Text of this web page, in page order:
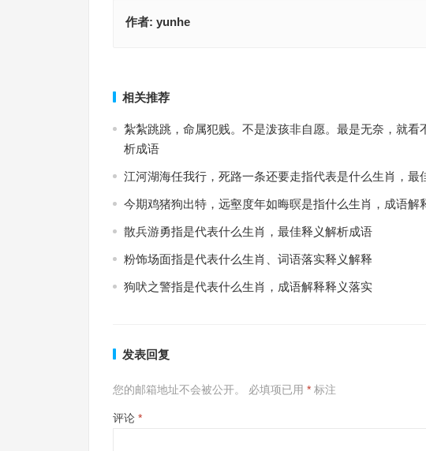
作者: yunhe
相关推荐
紮紮跳跳，命属犯贱。不是泼孩非自愿。最是无奈，就
析成语
江河湖海任我行，死路一条还要走指代表是什么生肖，最
今期鸡猪狗出特，远壑度年如晦暝是指什么生肖，成语解
散兵游勇指是代表什么生肖，最佳释义解析成语
粉饰场面指是代表什么生肖、词语落实释义解释
狗吠之警指是代表什么生肖，成语解释释义落实
发表回复
您的邮箱地址不会被公开。 必填项已用 * 标注
评论 *